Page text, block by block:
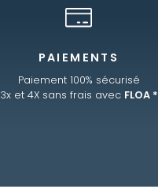
PAIEMENTS
Paiement 100% sécurisé
3x et 4X sans frais avec FLOA *